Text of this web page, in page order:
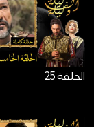
الحلقة 25